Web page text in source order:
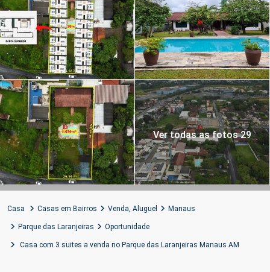
Ver todas as fotos 29
Casa Casas em Bairros Venda, Aluguel Manaus
Parque das Laranjeiras Oportunidade
Casa com 3 suites a venda no Parque das Laranjeiras Manaus AM